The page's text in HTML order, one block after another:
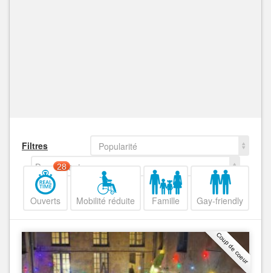
Filtres
Popularité
Decroissant
Ouverts
28
Mobilité réduite Famille Gay-friendly
Coup de coeur